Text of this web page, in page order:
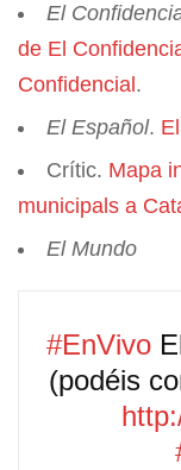
El
de El
Confidencial .
El Español.
Crític. Mapa
municipals a
El Mundo
#EnVivo
(podéis